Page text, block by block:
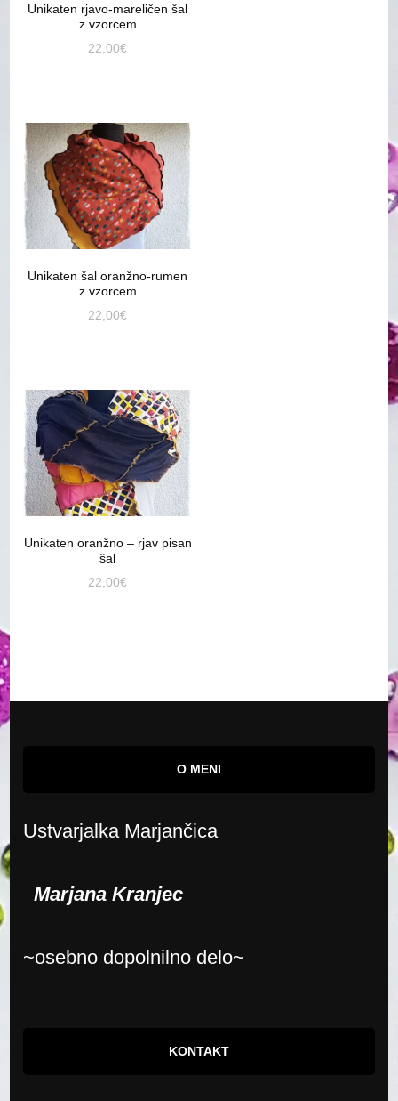
Unikaten rjavo-mareličen šal
z vzorcem
22,00€
Unikaten šal oranžno-rumen
z vzorcem
22,00€
Unikaten oranžno – rjav pisan
šal
22,00€
O MENI
Ustvarjalka Marjančica
Marjana Kranjec
~osebno dopolnilno delo~
KONTAKT